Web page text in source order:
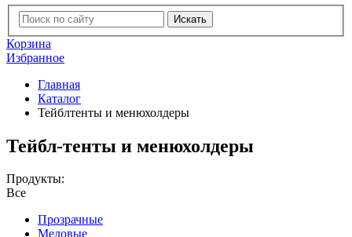
Искать
Корзина
Избранное
Главная
Каталог
Тейблтенты и менюхолдеры
Тейбл-тенты и менюхолдеры
Продукты:
Все
Прозрачные
Меловые